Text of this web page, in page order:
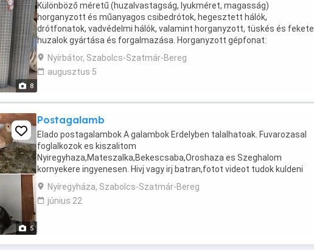
8
Különböző méretű (huzalvastagság, lyukméret, magasság)
horganyzott és műanyagos csibedrótok, hegesztett hálók,
drótfonatok, vadvédelmi hálók, valamint horganyzott, tüskés és fekete
huzalok gyártása és forgalmazása. Horganyzott gépfonat:
60x60/1,7/1000 Csibedrót: ,- Ft-tól Változás jogát fenntartjuk! Nagyobb
...
Nyírbátor, Szabolcs-Szatmár-Bereg
augusztus 5
5
Postagalamb
Elado postagalambok A galambok Erdelyben talalhatoak. Fuvarozasal
foglalkozok es kiszalitom
Nyiregyhaza,Mateszalka,Bekescsaba,Oroshaza es Szeghalom
kornyekere ingyenesen. Hivj vagy irj batran,fotot videot tudok kuldeni
sokkal tobb galambrol mint amenyi a kepen szerepel. az ara 3000-
5000ft korul van ...
Nyíregyháza, Szabolcs-Szatmár-Bereg
június 22